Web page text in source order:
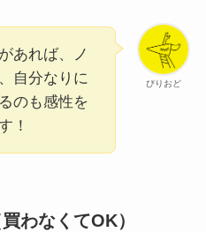
ぴりおど
あれば、ノ
自分なりに
のも感性を
！
わなくてOK）